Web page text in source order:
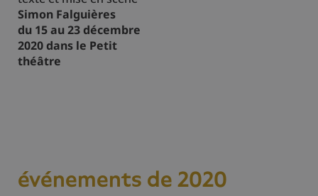
Simon Falguières
du 15 au 23 décembre
2020 dans le Petit
théâtre
événements de 2020